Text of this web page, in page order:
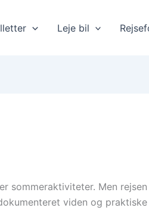
Leje bil
sommeraktiviteter. Men
viden og